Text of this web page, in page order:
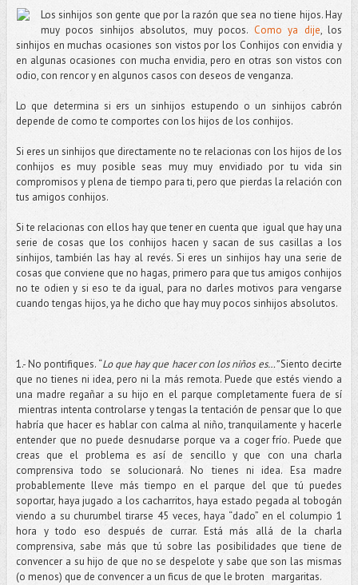
Los sinhijos son gente que por la razón que sea no tiene hijos. Hay
muy pocos sinhijos absolutos, muy pocos. Como ya dije, los
sinhijos en muchas ocasiones son vistos por los Conhijos con envidia y
en algunas ocasiones con mucha envidia, pero en otras son vistos con
odio, con rencor y en algunos casos con deseos de venganza.
Lo que determina si ers un sinhijos estupendo o un sinhijos cabrón
depende de como te comportes con los hijos de los conhijos.
Si eres un sinhijos que directamente no te relacionas con los hijos de los
conhijos es muy posible seas muy muy envidiado por tu vida sin
compromisos y plena de tiempo para ti, pero que pierdas la relación con
tus amigos conhijos.
Si te relacionas con ellos hay que tener en cuenta que igual que hay una
serie de cosas que los conhijos hacen y sacan de sus casillas a los
sinhijos, también las hay al revés. Si eres un sinhijos hay una serie de
cosas que conviene que no hagas, primero para que tus amigos conhijos
no te odien y si eso te da igual, para no darles motivos para vengarse
cuando tengas hijos, ya he dicho que hay muy pocos sinhijos absolutos.
1.- No pontifiques. “Lo que hay que hacer con los niños es…”Siento decirte
que no tienes ni idea, pero ni la más remota. Puede que estés viendo a
una madre regañar a su hijo en el parque completamente fuera de sí
mientras intenta controlarse y tengas la tentación de pensar que lo que
habría que hacer es hablar con calma al niño, tranquilamente y hacerle
entender que no puede desnudarse porque va a coger frío. Puede que
creas que el problema es así de sencillo y que con una charla
comprensiva todo se solucionará. No tienes ni idea. Esa madre
probablemente lleve más tiempo en el parque del que tú puedes
soportar, haya jugado a los cacharritos, haya estado pegada al tobogán
viendo a su churumbel tirarse 45 veces, haya “dado” en el columpio 1
hora y todo eso después de currar. Está más allá de la charla
comprensiva, sabe más que tú sobre las posibilidades que tiene de
convencer a su hijo de que no se despelote y sabe que son las mismas
(o menos) que de convencer a un ficus de que le broten margaritas.